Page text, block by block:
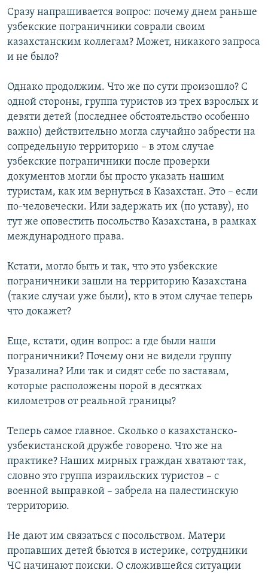
Сразу напрашивается вопрос: почему днем раньше
узбекские пограничники соврали своим
казахстанским коллегам? Может, никакого запроса
и не было?
Однако продолжим. Что же по сути произошло? С
одной стороны, группа туристов из трех взрослых и
девяти детей (последнее обстоятельство особенно
важно) действительно могла случайно забрести на
сопредельную территорию – в этом случае
узбекские пограничники после проверки
документов могли бы просто указать нашим
туристам, как им вернуться в Казахстан. Это – если
по-человечески. Или задержать их (по уставу), но
тут же оповестить посольство Казахстана, в рамках
международного права.
Кстати, могло быть и так, что это узбекские
пограничники зашли на территорию Казахстана
(такие случаи уже были), кто в этом случае теперь
что докажет?
Еще, кстати, один вопрос: а где были наши
пограничники? Почему они не видели группу
Уразалина? Или так и сидят себе по заставам,
которые расположены порой в десятках
километров от реальной границы?
Теперь самое главное. Сколько о казахстанско-
узбекистанской дружбе говорено. Что же на
практике? Наших мирных граждан хватают так,
словно это группа израильских туристов – с
военной выправкой – забрела на палестинскую
территорию.
Не дают им связаться с посольством. Матери
пропавших детей бьются в истерике, сотрудники
ЧС начинают поиски. О сложившейся ситуации